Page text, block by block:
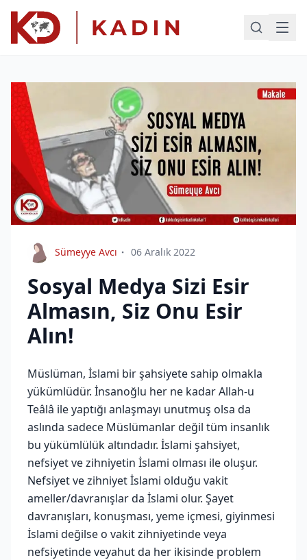
Sümeyye Avcı 06 Aralık 2022
Sosyal Medya Sizi Esir
Almasın, Siz Onu Esir
Alın!
Müslüman, İslami bir şahsiyete sahip olmakla
yükümlüdür. İnsanoğlu her ne kadar Allah-u
Teâlâ ile yaptığı anlaşmayı unutmuş olsa da
aslında sadece Müslümanlar değil tüm insanlık
bu yükümlülük altındadır. İslami şahsiyet,
nefsiyet ve zihniyetin İslami olması ile oluşur.
Nefsiyet ve zihniyet İslami olduğu vakit
ameller/davranışlar da İslami olur. Şayet
davranışları, konuşması, yeme içmesi, giyinmesi
İslami değilse o vakit zihniyetinde veya
nefsiyetinde veyahut da her ikisinde problem